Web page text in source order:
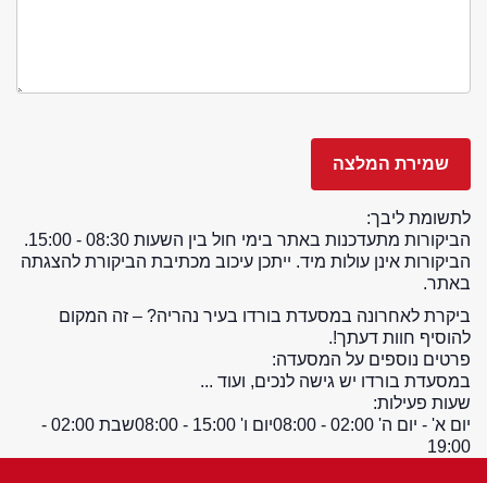
לתשומת ליבך:
הביקורות מתעדכנות באתר בימי חול בין השעות 08:30 - 15:00.
הביקורות אינן עולות מיד. ייתכן עיכוב מכתיבת הביקורת להצגתה
באתר.
ביקרת לאחרונה במסעדת בורדו בעיר נהריה? – זה המקום
להוסיף חוות דעתך!.
פרטים נוספים על המסעדה:
במסעדת בורדו יש גישה לנכים, ועוד ...
שעות פעילות:
יום א' - יום ה' 02:00 - 08:00
יום ו' 15:00 - 08:00
שבת 02:00 -
19:00